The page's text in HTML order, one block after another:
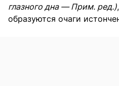
глазного дна — Прим. ред.)
образуются очаги